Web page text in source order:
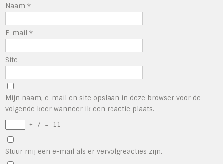
Naam*
E-mail*
Site
Mijn naam, e-mail en site opslaan in deze browser voor de
volgende keer wanneer ik een reactie plaats.
+ 7 = 11
Stuur mij een e-mail als er vervolgreacties zijn.